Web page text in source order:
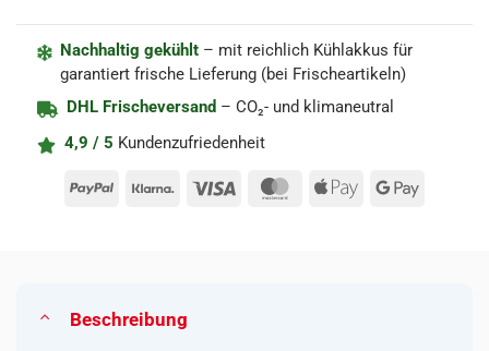
Nachhaltig gekühlt – mit reichlich Kühlakkus für
garantiert frische Lieferung (bei Frischeartikeln)
DHL Frischeversand – CO₂- und klimaneutral
4,9 / 5 Kundenzufriedenheit
PayPal Klarna Visa MasterCard
Apple Google
Beschreibung